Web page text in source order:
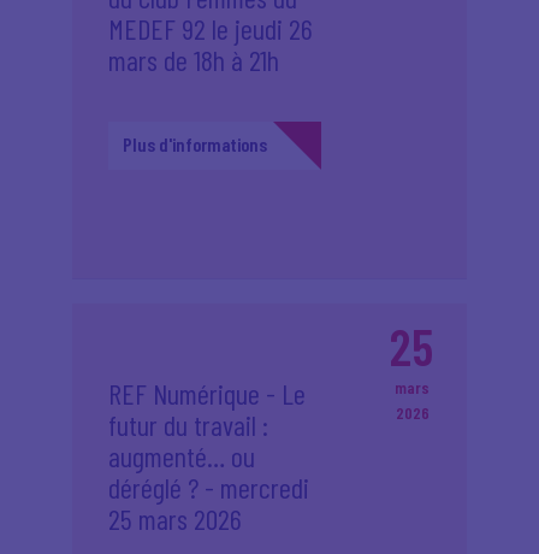
MEDEF 92 le jeudi 26
mars de 18h à 21h
Plus d'informations
25
mars
2026
REF Numérique - Le
futur du travail :
augmenté… ou
déréglé ? - mercredi
25 mars 2026